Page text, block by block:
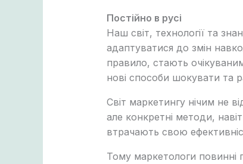
Постійно в русі
Наш світ, технології та
адаптуватися до змін
правило, стають
нові способи шокувати та
Світ маркетингу нічим не
але конкретні методи,
втрачають свою
Тому маркетологи повинні